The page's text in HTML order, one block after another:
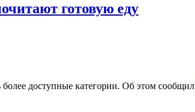
готовую еду
доступные категории. Об этом сообщил